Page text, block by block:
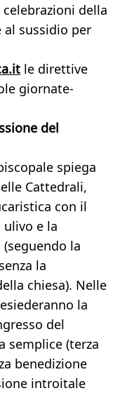
della
al sussidio per
le direttive
giornate-
del
spiega
Cattedrali,
con il
e la
la
la
chiesa). Nelle
la
del
semplice (terza
benedizione
introitale